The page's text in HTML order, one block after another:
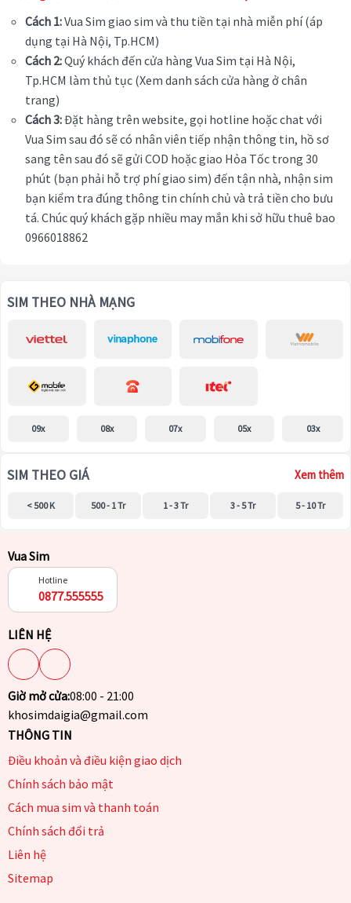
Cách 1:Vua Sim giao sim và thu tiền tại nhà miễn phí (áp
dụng tại Hà Nội, Tp.HCM)
Cách 2:Quý khách đến cửa hàng Vua Sim tại Hà Nội,
Tp.HCM làm thủ tục (Xem danh sách cửa hàng ở chân
trang)
Cách 3:Đặt hàng trên website, gọi hotline hoặc chat với
Vua Sim sau đó sẽ có nhân viên tiếp nhận thông tin, hồ sơ
sang tên sau đó sẽ gửi COD hoặc giao Hỏa Tốc trong 30
phút (bạn phải hỗ trợ phí giao sim) đến tận nhà, nhận sim
bạn kiểm tra đúng thông tin chính chủ và trả tiền cho bưu
tá. Chúc quý khách gặp nhiều may mắn khi sở hữu thuê bao
0966018862
SIM THEO NHÀ MẠNG
09x 08x 07x 05x 03x
SIM THEO GIÁ Xem thêm
< 500 K 500 - 1 Tr 1 - 3 Tr 3 - 5 Tr 5 - 10 Tr
Vua Sim
Hotline
0877.555555
LIÊN HỆ
Giờ mở cửa:08:00 - 21:00
khosimdaigia@gmail.com
THÔNG TIN
Điều khoản và điều kiện giao dịch
Chính sách bảo mật
Cách mua sim và thanh toán
Chính sách đổi trả
Liên hệ
Sitemap